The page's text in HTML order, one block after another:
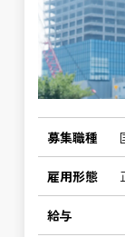
募集職種
雇用形態
給与